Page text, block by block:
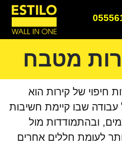
מטבח
חיפוי של קירות הוא
שבו קיימת חשיבות
ובהתמודדות מול
לעומת חללים אחרים